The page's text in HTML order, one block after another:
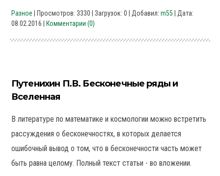
Разное | Просмотров: 3330 | Загрузок: 0 | Добавил: m55 | Дата:
08.02.2016
Комментарии (0)
Путенихин П.В. Бесконечные ряды и
Вселенная
В литературе по математике и космологии можно встретить
рассуждения о бесконечностях, в которых делается
ошибочный вывод о том, что в бесконечности часть может
быть равна целому. Полный текст статьи - во вложении.